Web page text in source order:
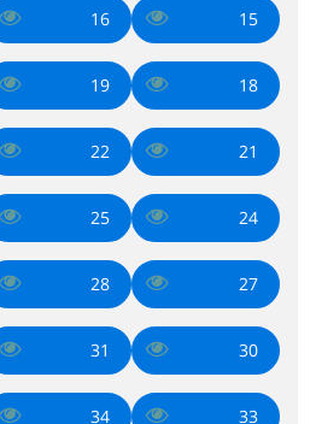
15
16
18
19
21
22
24
25
27
28
30
31
33
34